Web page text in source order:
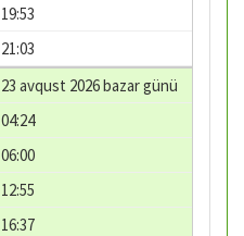
19:53
21:03
23 avqust 2026 bazar günü
04:24
06:00
12:55
16:37